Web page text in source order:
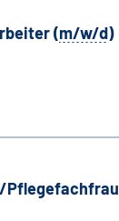
(m/w/d)
Pflegefachfrau